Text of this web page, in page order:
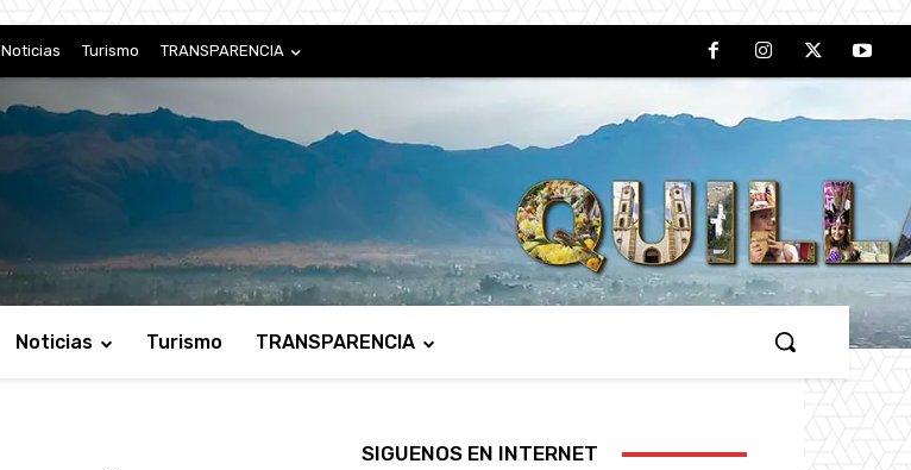
Noticias Turismo TRANSPARENCIA
Noticias Turismo TRANSPARENCIA
SIGUENOS EN INTERNET